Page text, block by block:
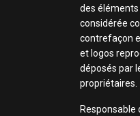
des éléments
considérée
contrefaçon
et logos
déposés par
propriétaires.
Responsable